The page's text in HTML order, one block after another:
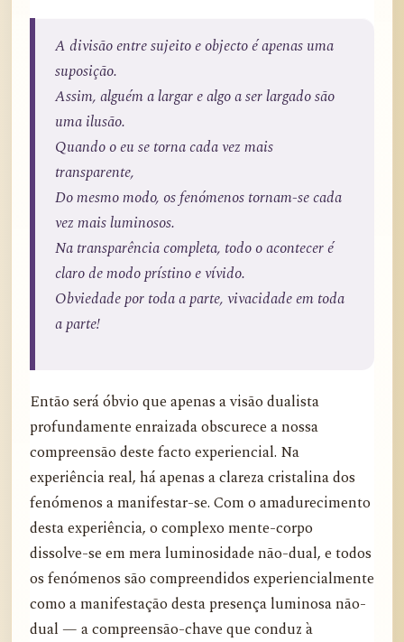
A divisão entre sujeito e objecto é apenas uma
suposição.
Assim, alguém a largar e algo a ser largado são
uma ilusão.
Quando o eu se torna cada vez mais
transparente,
Do mesmo modo, os fenómenos tornam-se cada
vez mais luminosos.
Na transparência completa, todo o acontecer é
claro de modo prístino e vívido.
Obviedade por toda a parte, vivacidade em toda
a parte!
Então será óbvio que apenas a visão dualista
profundamente enraizada obscurece a nossa
compreensão deste facto experiencial. Na
experiência real, há apenas a clareza cristalina dos
fenómenos a manifestar-se. Com o amadurecimento
desta experiência, o complexo mente-corpo
dissolve-se em mera luminosidade não-dual, e todos
os fenómenos são compreendidos experiencialmente
como a manifestação desta presença luminosa não-
dual — a compreensão-chave que conduz à